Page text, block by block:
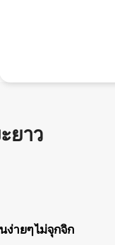
ยาว
ง่ายๆ ไม่จุกจิก